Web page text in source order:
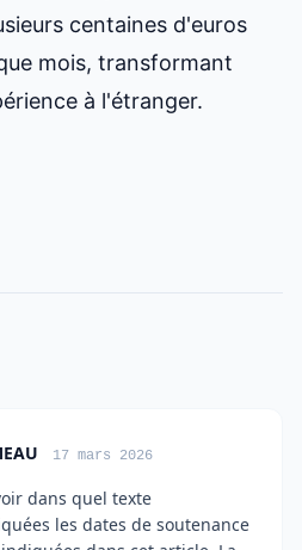
centaines d'euros
mois, transformant
à l'étranger.
17 mars 2026
dans quel texte
les dates de soutenance